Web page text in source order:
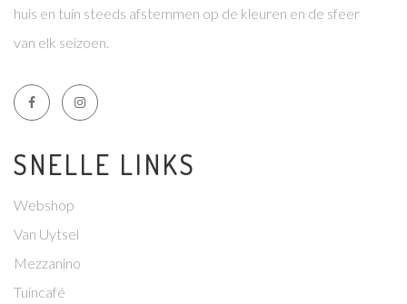
huis en tuin steeds afstemmen op de kleuren en de sfeer
van elk seizoen.
SNELLE LINKS
Webshop
Van Uytsel
Mezzanino
Tuincafé